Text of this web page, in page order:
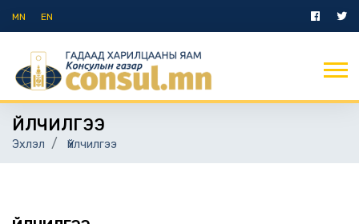
MN EN
ҮЙЛЧИЛГЭЭ
Эхлэл Үйлчилгээ